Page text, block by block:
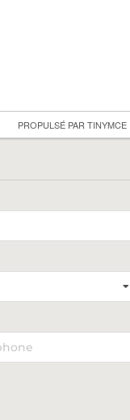
PROPULSÉ PAR TINYMCE